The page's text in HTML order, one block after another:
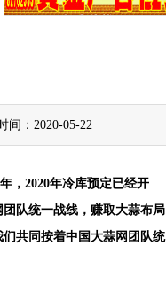
：2020-05-22
，2020年冷库预定已经开
队统一战线，赚取大蒜布局
共同按着中国大蒜网团队统